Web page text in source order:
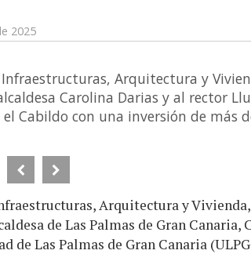
2025
Infraestructuras, Arquitectura y
Carolina Darias y al rector
Cabildo con una inversión de más
Arquitectura y
de Las Palmas de Gran Canaria,
de Las Palmas de Gran Canaria